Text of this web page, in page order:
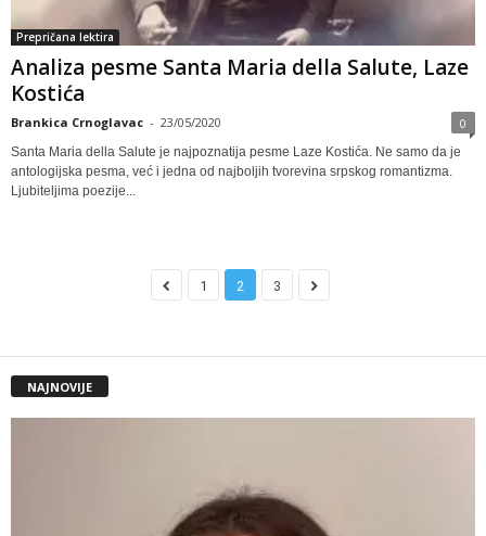
Prepričana lektira
Analiza pesme Santa Maria della Salute, Laze
Kostića
Brankica Crnoglavac - 23/05/2020 0
Santa Maria della Salute je najpoznatija pesme Laze Kostića. Ne samo da je
antologijska pesma, već i jedna od najbolјih tvorevina srpskog romantizma.
Ljubitelјima poezije...
1 2 3
NAJNOVIJE